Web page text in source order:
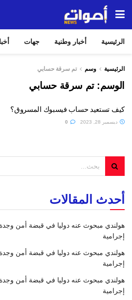
الرئيسية أخبار وطنية جهات
الرئيسية وسم تم سرقة حسابي
الوسم:تم سرقة حسابي
كيف تستعيد حساب فيسبوك المسروق؟
ديسمبر 28, 2023
أحدث المقالات
هولندي مبحوث عنه دوليا في قبضة أمن
إجرامية
هولندي مبحوث عنه دوليا في قبضة أمن
إجرامية
هولندي مبحوث عنه دوليا في قبضة أمن
إجرامية